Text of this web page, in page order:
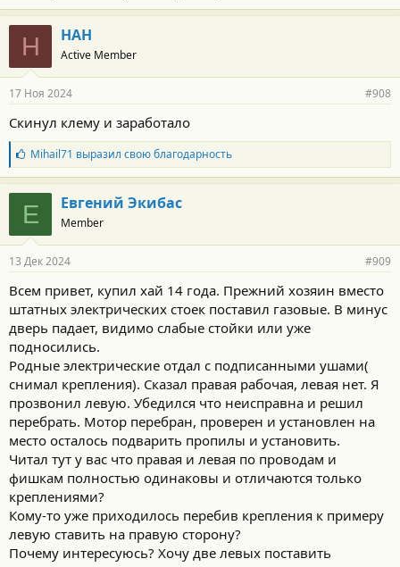
Н НАН
Active Member
17 Ноя 2024 #908
Скинул клему и заработало
Б
л
а
г
о
д
а
н
с
т
и
Mihail71 выразил свою благодарность
Е Евгений Экибас
Member
13 Дек 2024 #909
Всем привет, купил хай 14 года. Прежний хозяин вместо
штатных электрических стоек поставил газовые. В минус
дверь падает, видимо слабые стойки или уже
подносились.
Родные электрические отдал с подписанными ушами(
снимал крепления). Сказал правая рабочая, левая нет. Я
прозвонил левую. Убедился что неисправна и решил
перебрать. Мотор перебран, проверен и установлен на
место осталось подварить пропилы и установить.
Читал тут у вас что правая и левая по проводам и
фишкам полностью одинаковы и отличаются только
креплениями?
Кому-то уже приходилось перебив крепления к примеру
левую ставить на правую сторону?
Почему интересуюсь? Хочу две левых поставить